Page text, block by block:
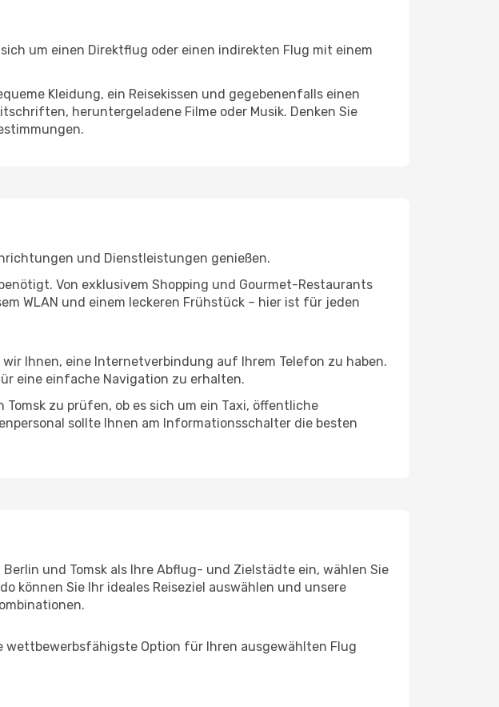
um einen Direktflug oder einen indirekten Flug mit einem
Kleidung, ein Reisekissen und gegebenenfalls einen
heruntergeladene Filme oder Musik. Denken Sie
und Dienstleistungen genießen.
Von exklusivem Shopping und Gourmet-Restaurants
WLAN und einem leckeren Frühstück – hier ist für jeden
Ihnen, eine Internetverbindung auf Ihrem Telefon zu haben.
eine einfache Navigation zu erhalten.
zu prüfen, ob es sich um ein Taxi, öffentliche
sollte Ihnen am Informationsschalter die besten
und Tomsk als Ihre Abflug- und Zielstädte ein, wählen Sie
können Sie Ihr ideales Reiseziel auswählen und unsere
wettbewerbsfähigste Option für Ihren ausgewählten Flug